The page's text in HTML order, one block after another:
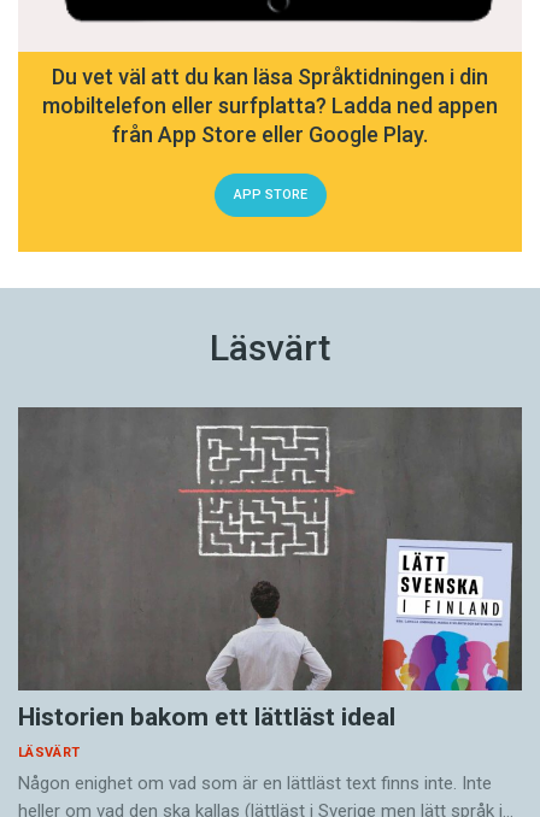
Du vet väl att du kan läsa Språktidningen i din
mobiltelefon eller surfplatta? Ladda ned appen
från App Store eller Google Play.
APP STORE
Läsvärt
Historien bakom ett lättläst ideal
LÄSVÄRT
Någon enighet om vad som är en lättläst text finns inte. Inte
heller om vad den ska kallas (lättläst i Sverige men lätt språk i…